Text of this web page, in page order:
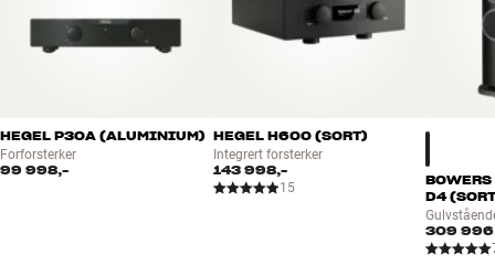
HEGEL P30A (ALUMINIUM)
Forforsterker
99 998,-
HEGEL H600 (SORT)
Integrert forsterker
143 998,-
15
D4
309